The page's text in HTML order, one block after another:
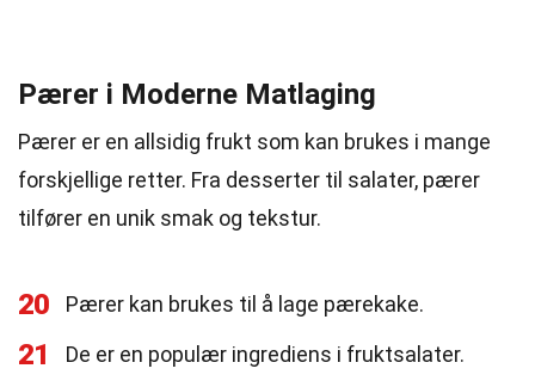
Pærer i Moderne Matlaging
Pærer er en allsidig frukt som kan brukes i mange
forskjellige retter. Fra desserter til salater, pærer
tilfører en unik smak og tekstur.
20 Pærer kan brukes til å lage pærekake.
21 De er en populær ingrediens i fruktsalater.